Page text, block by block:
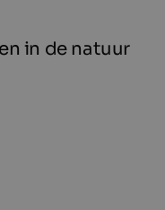
in de natuur